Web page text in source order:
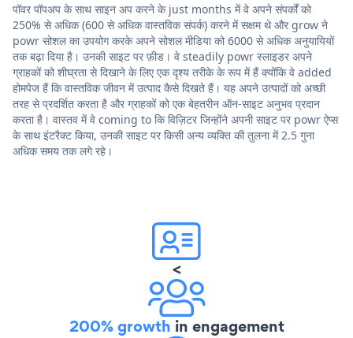
पॉवर पॉपअप के साथ साइन अप करने के just months में वे अपने संपर्कों को
250% से अधिक (600 से अधिक वास्तविक संपर्क) करने में सक्षम थे और grow ने
powr सोशल का उपयोग करके अपने सोशल मीडिया को 6000 से अधिक अनुयायियों
तक बढ़ा दिया है। उनकी साइट पर फ़ीड। वे steadily powr स्लाइडर अपने
ग्राहकों को शीघ्रता से दिखाने के लिए एक दृश्य तरीके के रूप में हैं क्योंकि वे added
होमपेज हैं कि वास्तविक जीवन में उत्पाद कैसे दिखते हैं। यह अपने उत्पादों को अच्छी
तरह से प्रदर्शित करता है और ग्राहकों को एक बेहतरीन ऑन-साइट अनुभव प्रदान
करता है। वास्तव में वे coming to कि विज़िटर जिन्होंने अपनी साइट पर powr ऐप्स
के साथ इंटरैक्ट किया, उनकी साइट पर किसी अन्य व्यक्ति की तुलना में 2.5 गुना
अधिक समय तक लगे रहे।
<
200% growth in engagement